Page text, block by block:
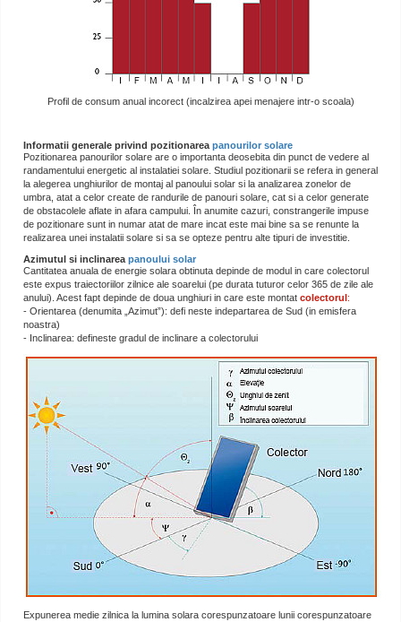
Profil de consum anual incorect (incalzirea apei menajere intr-o scoala)
Informatii generale privind pozitionarea panourilor solare
Pozitionarea panourilor solare are o importanta deosebita din punct de vedere al
randamentului energetic al instalatiei solare. Studiul pozitionarii se refera in general
la alegerea unghiurilor de montaj al panoului solar si la analizarea zonelor de
umbra, atat a celor create de randurile de panouri solare, cat si a celor generate
de obstacolele aflate in afara campului. În anumite cazuri, constrangerile impuse
de pozitionare sunt in numar atat de mare incat este mai bine sa se renunte la
realizarea unei instalatii solare si sa se opteze pentru alte tipuri de investitie.
Azimutul si inclinarea panoului solar
Cantitatea anuala de energie solara obtinuta depinde de modul in care colectorul
este expus traiectoriilor zilnice ale soarelui (pe durata tuturor celor 365 de zile ale
anului). Acest fapt depinde de doua unghiuri in care este montat colectorul:
- Orientarea (denumita „Azimut”): defi neste indepartarea de Sud (in emisfera
noastra)
- Inclinarea: defineste gradul de inclinare a colectorului
Expunerea medie zilnica la lumina solara corespunzatoare lunii corespunzatoare